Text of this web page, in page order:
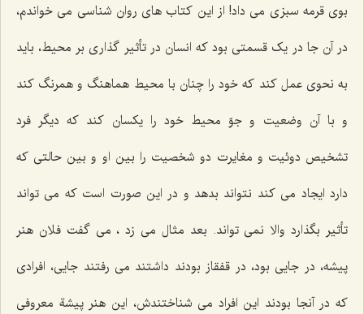
بوی قرمه سبزی می داد!‌ از این کتاب های روان شناسی می خواندم،
در آن جا در یک قسمتی بود که انسان در تأثیر گذاری بر محیط، باید
به نحوی عمل کند که خود را چنان با محیط هماهنگ و همرنگ کند
و با آن وضعیت و جوّ محیط خود را یکسان کند که دیگر فرد
تشخیص دوئیت و مغایرت دو شخصیت را بین او و بین حالتی که
دارد ایجاد می کند نتواند بدهد و در این صورت است که می تواند
تأثیر بگذارد والا نمی تواند. بعد مثال می زد ، می گفت فلان هنر
پیشه، در جایی بود، در قفقاز بودند داشتند می رفتند جایی، افرادی
که در آنجا بودند این افراد می شناختندش، این هنر پیشة‌ معروفی